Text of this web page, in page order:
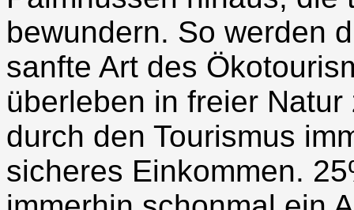
bewundern. So werden
sanfte Art des
überleben in freier
durch den Tourismus
sicheres Einkommen.